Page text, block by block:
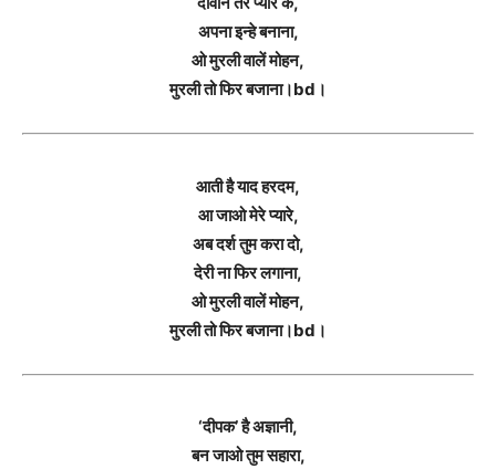
अपना इन्हे बनाना,
ओ मुरली वालें मोहन,
मुरली तो फिर बजाना।bd।
आती है याद हरदम,
आ जाओ मेरे प्यारे,
अब दर्श तुम करा दो,
देरी ना फिर लगाना,
ओ मुरली वालें मोहन,
मुरली तो फिर बजाना।bd।
‘दीपक’ है अज्ञानी,
बन जाओ तुम सहारा,